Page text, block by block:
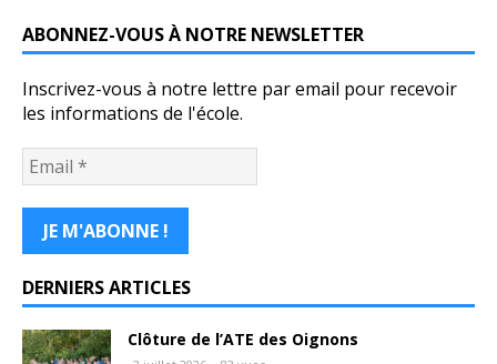
ABONNEZ-VOUS À NOTRE NEWSLETTER
Inscrivez-vous à notre lettre par email pour recevoir
les informations de l'école.
DERNIERS ARTICLES
Clôture de l’ATE des Oignons